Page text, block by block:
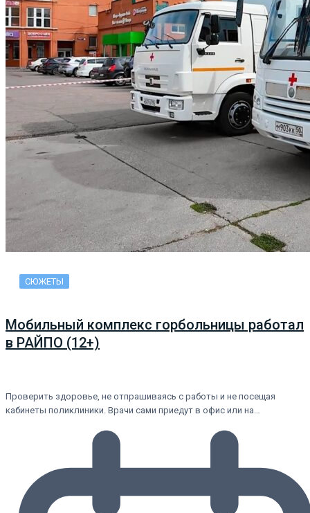
СЮЖЕТЫ
Мобильный комплекс горбольницы работал
в РАЙПО (12+)
Проверить здоровье, не отпрашиваясь с работы и не посещая
кабинеты поликлиники. Врачи сами приедут в офис или на…